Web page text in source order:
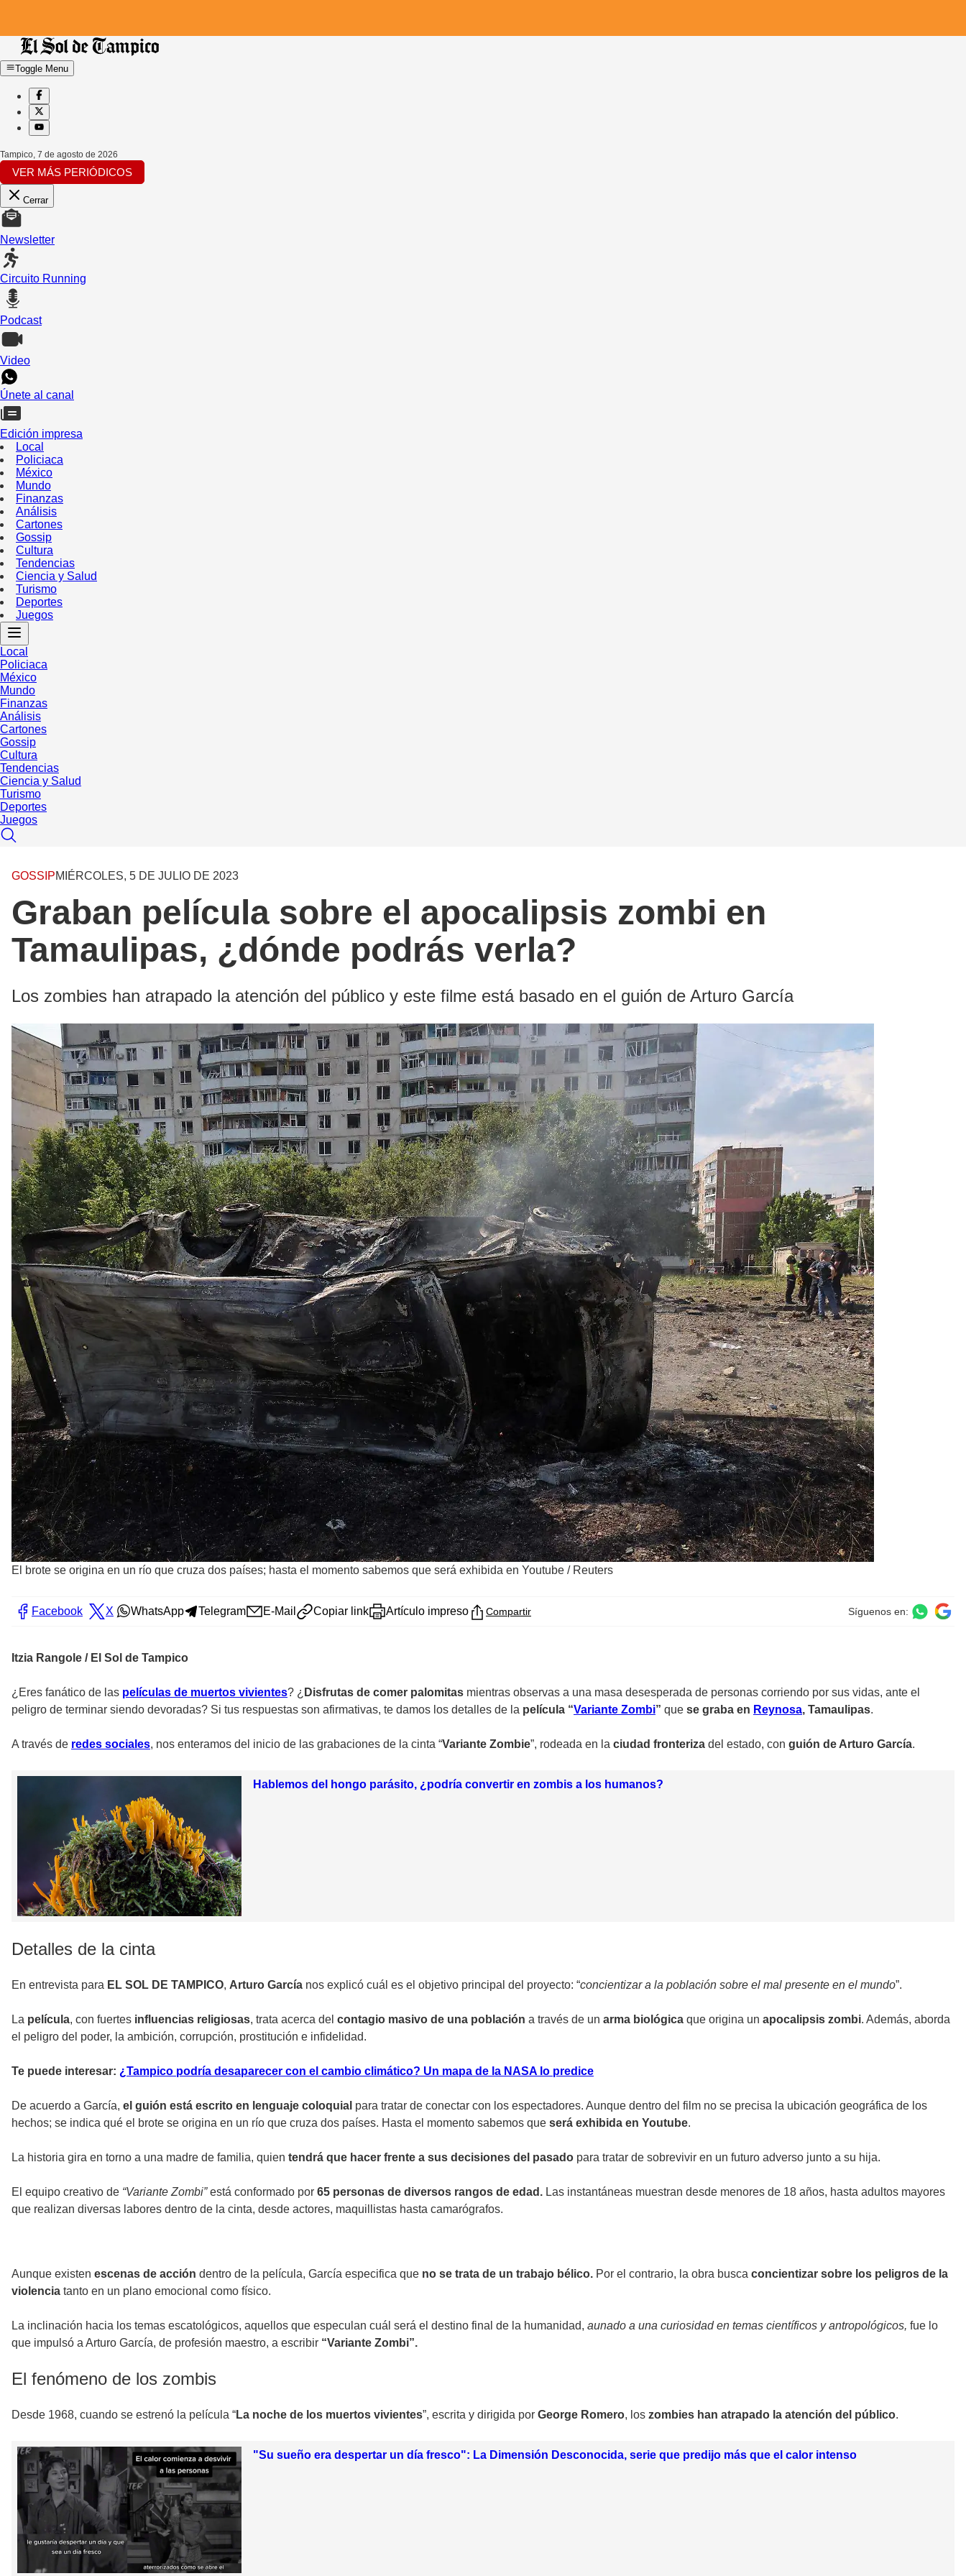
Toggle Menu
Tampico, 7 de agosto de 2026
VER MÁS PERIÓDICOS
Cerrar
Newsletter
Circuito Running
Podcast
Video
Únete al canal
Edición impresa
Local
Policiaca
México
Mundo
Finanzas
Análisis
Cartones
Gossip
Cultura
Tendencias
Ciencia y Salud
Turismo
Deportes
Juegos
Local
Policiaca
México
Mundo
Finanzas
Análisis
Cartones
Gossip
Cultura
Tendencias
Ciencia y Salud
Turismo
Deportes
Juegos
GOSSIPMIÉRCOLES, 5 DE JULIO DE 2023
Graban película sobre el apocalipsis zombi en
Tamaulipas, ¿dónde podrás verla?
Los zombies han atrapado la atención del público y este filme está basado en el guión de Arturo García
El brote se origina en un río que cruza dos países; hasta el momento sabemos que será exhibida en Youtube / Reuters
Facebook X WhatsApp Telegram E-Mail Copiar link Artículo impreso Compartir Síguenos en:
Itzia Rangole / El Sol de Tampico
¿Eres fanático de las películas de muertos vivientes? ¿ Disfrutas de comer palomitas mientras observas a una masa desesperada de personas corriendo por sus vidas, ante el
peligro de terminar siendo devoradas? Si tus respuestas son afirmativas, te damos los detalles de la película “Variante Zombi” que se graba en Reynosa, Tamaulipas.
A través de redes sociales, nos enteramos del inicio de las grabaciones de la cinta “Variante Zombie”, rodeada en la ciudad fronteriza del estado, con guión de Arturo García.
Hablemos del hongo parásito, ¿podría convertir en zombis a los humanos?
Detalles de la cinta
En entrevista para EL SOL DE TAMPICO, Arturo García nos explicó cuál es el objetivo principal del proyecto: “concientizar a la población sobre el mal presente en el mundo”.
La película, con fuertes influencias religiosas, trata acerca del contagio masivo de una población a través de un arma biológica que origina un apocalipsis zombi. Además, aborda
el peligro del poder, la ambición, corrupción, prostitución e infidelidad.
Te puede interesar: ¿Tampico podría desaparecer con el cambio climático? Un mapa de la NASA lo predice
De acuerdo a García, el guión está escrito en lenguaje coloquial para tratar de conectar con los espectadores. Aunque dentro del film no se precisa la ubicación geográfica de los
hechos; se indica qué el brote se origina en un río que cruza dos países. Hasta el momento sabemos que será exhibida en Youtube.
La historia gira en torno a una madre de familia, quien tendrá que hacer frente a sus decisiones del pasado para tratar de sobrevivir en un futuro adverso junto a su hija.
El equipo creativo de “Variante Zombi”está conformado por 65 personas de diversos rangos de edad. Las instantáneas muestran desde menores de 18 años, hasta adultos mayores
que realizan diversas labores dentro de la cinta, desde actores, maquillistas hasta camarógrafos.
Aunque existen escenas de acción dentro de la película, García especifica que no se trata de un trabajo bélico. Por el contrario, la obra busca concientizar sobre los peligros de la
violencia tanto en un plano emocional como físico.
La inclinación hacia los temas escatológicos, aquellos que especulan cuál será el destino final de la humanidad, aunado a una curiosidad en temas científicos y antropológicos, fue lo
que impulsó a Arturo García, de profesión maestro, a escribir “Variante Zombi”.
El fenómeno de los zombis
Desde 1968, cuando se estrenó la película “La noche de los muertos vivientes”, escrita y dirigida por George Romero, los zombies han atrapado la atención del público.
"Su sueño era despertar un día fresco": La Dimensión Desconocida, serie que predijo más que el calor intenso